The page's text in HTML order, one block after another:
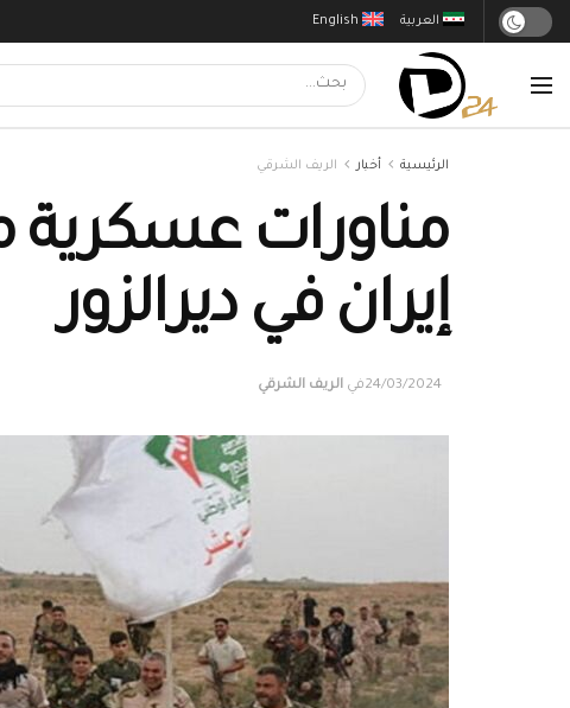
English العربية
الرئيسية أخبار الريف الشرقي
مناورات عسكرية
إيران في ديرالزور
24/03/2024في الريف الشرقي